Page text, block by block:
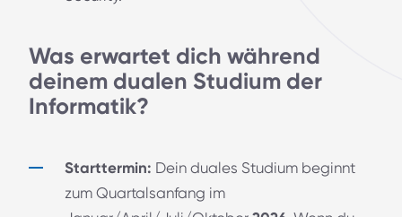
Was erwartet dich während
deinem dualen Studium der
Informatik?
Starttermin: Dein duales Studium beginnt
zum Quartalsanfang im